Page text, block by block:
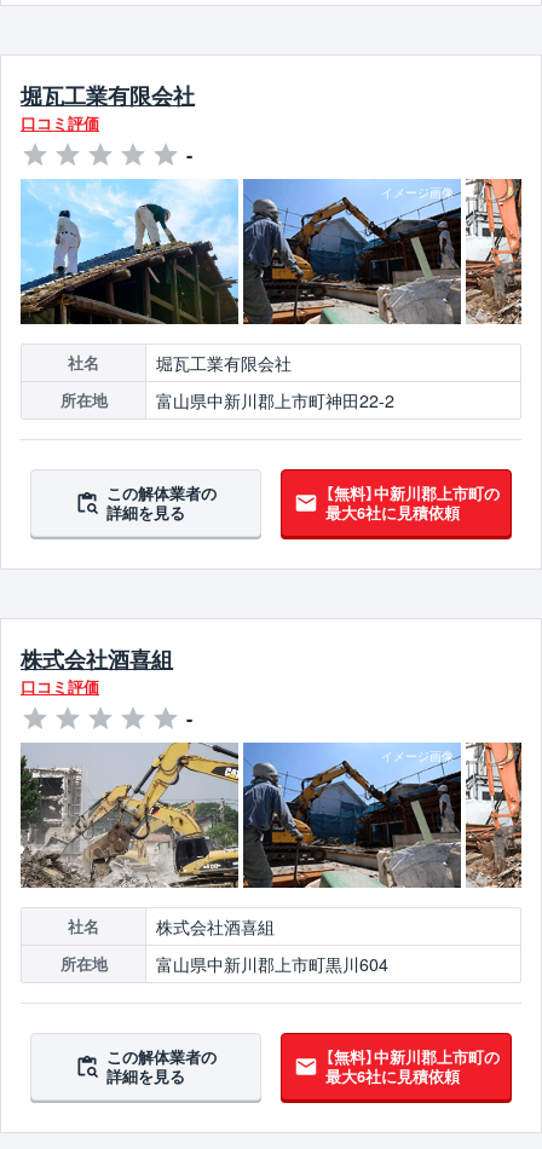
堀瓦工業有限会社
口コミ評価
-
社名 堀瓦工業有限会社
所在地 富山県中新川郡上市町神田22-2
この解体業者の
詳細を見る
【無料】中新川郡上市町の
最大6社に見積依頼
株式会社酒喜組
口コミ評価
-
社名 株式会社酒喜組
所在地 富山県中新川郡上市町黒川604
この解体業者の
詳細を見る
【無料】中新川郡上市町の
最大6社に見積依頼